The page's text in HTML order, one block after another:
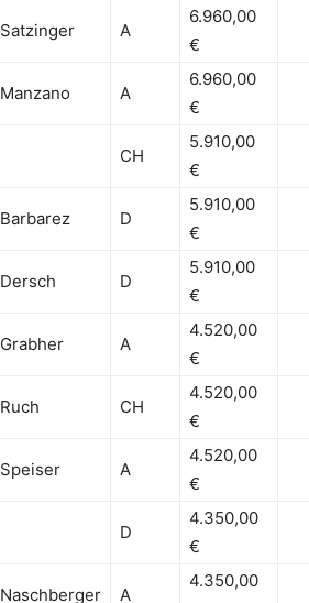
Satzinger A
6.960,00
€
Manzano A
6.960,00
€
CH
5.910,00
€
Barbarez D
5.910,00
€
Dersch D
5.910,00
€
Grabher A
4.520,00
€
Ruch CH
4.520,00
€
Speiser A
4.520,00
€
D
4.350,00
€
Naschberger A
4.350,00